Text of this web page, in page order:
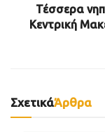
Τέσσερα
Κεντρική
ΣχετικάΆρθρα